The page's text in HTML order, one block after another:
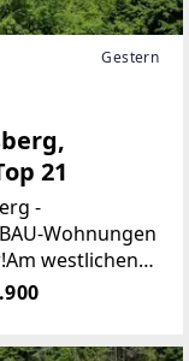
Gestern
21
-
Wohnungen
westlichen
Hügeln und